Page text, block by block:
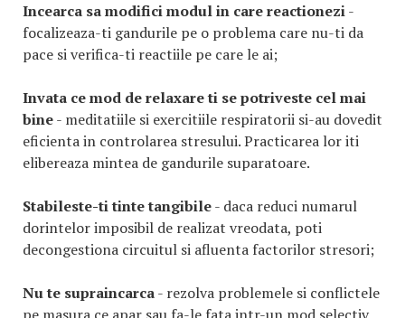
Incearca sa modifici modul in care reactionezi-
focalizeaza-ti gandurile pe o problema care nu-ti da
pace si verifica-ti reactiile pe care le ai;
Invata ce mod de relaxare ti se potriveste cel mai
bine- meditatiile si exercitiile respiratorii si-au dovedit
eficienta in controlarea stresului. Practicarea lor iti
elibereaza mintea de gandurile suparatoare.
Stabileste-ti tinte tangibile- daca reduci numarul
dorintelor imposibil de realizat vreodata, poti
decongestiona circuitul si afluenta factorilor stresori;
Nu te supraincarca- rezolva problemele si conflictele